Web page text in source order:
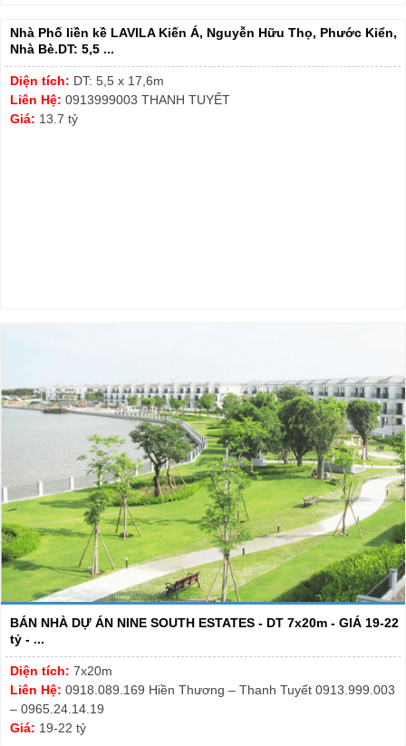
Nhà Phố liền kề LAVILA Kiến Á, Nguyễn Hữu Thọ, Phước Kiển,
Nhà Bè.DT: 5,5 ...
Diện tích: DT: 5,5 x 17,6m
Liên Hệ: 0913999003 THANH TUYẾT
Giá: 13.7 tỷ
BÁN NHÀ DỰ ÁN NINE SOUTH ESTATES - DT 7x20m - GIÁ 19-22
tỷ - ...
Diện tích: 7x20m
Liên Hệ: 0918.089.169 Hiền Thương – Thanh Tuyết 0913.999.003
– 0965.24.14.19
Giá: 19-22 tỷ